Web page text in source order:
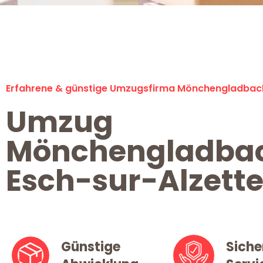
Erfahrene & günstige Umzugsfirma
Umzug
Esch-sur-Alzette
Günstige